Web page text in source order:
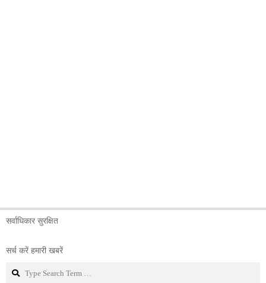
सर्वाधिकार सुरक्षित
सर्च करें हमारी खबरें